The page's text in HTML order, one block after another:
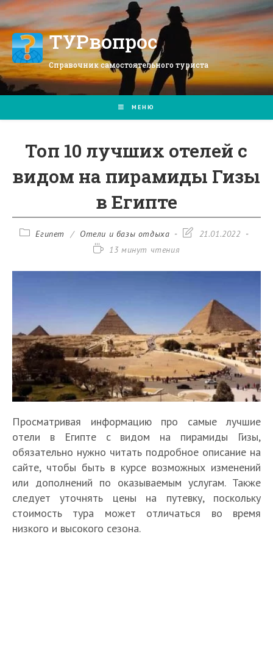
Перейти
к
содержимомуТУРвопрос
Справочник самостоятельного туриста
МЕНЮ
Топ 10 лучших отелей с
видом на пирамиды Гизы
в Египте
РубрикаЕгипет / Отели и базы отдыха
Запись21.01.2022
Время13 минут чтения
Просматривая информацию про самые лучшие
отели в Египте с видом на пирамиды Гизы,
обязательно нужно читать подробное описание на
сайте, чтобы быть в курсе возможных изменений
или дополнений по оказываемым услугам. Также
следует уточнять цены на путевку, поскольку
стоимость тура может отличаться во время
низкого и высокого сезона.